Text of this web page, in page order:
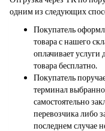
одним из следующих
Покупатель
товара с нашего
оплачивает услуги
товара бесплатно.
Покупатель
терминал
самостоятельно
перевозчика либо
последнем случае